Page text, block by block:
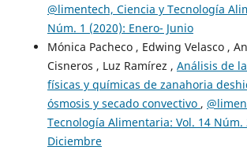
@limentech, Ciencia y Tecnología
Núm. 1 (2020): Enero- Junio
Mónica Pacheco , Edwing Velasco ,
Cisneros , Luz Ramírez , Análisis de
físicas y químicas de zanahoria
ósmosis y secado convectivo ,
Tecnología Alimentaria: Vol. 14 Núm.
Diciembre